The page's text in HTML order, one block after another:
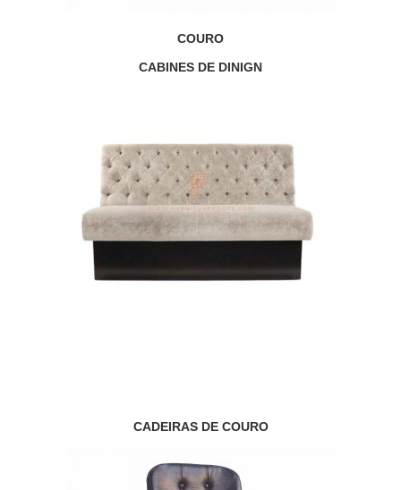
COURO
CABINES DE DINIGN
CADEIRAS DE COURO